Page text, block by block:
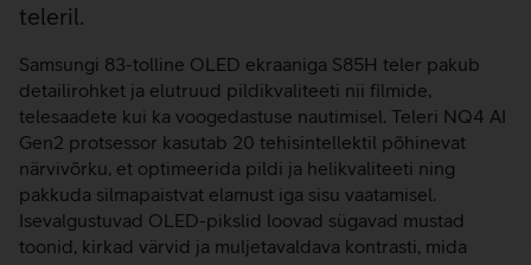
teleril.
Samsungi 83-tolline OLED ekraaniga S85H teler pakub
detailirohket ja elutruud pildikvaliteeti nii filmide,
telesaadete kui ka voogedastuse nautimisel. Teleri NQ4 AI
Gen2 protsessor kasutab 20 tehisintellektil põhinevat
närvivõrku, et optimeerida pildi ja helikvaliteeti ning
pakkuda silmapaistvat elamust iga sisu vaatamisel.
Isevalgustuvad OLED-pikslid loovad sügavad mustad
toonid, kirkad värvid ja muljetavaldava kontrasti, mida